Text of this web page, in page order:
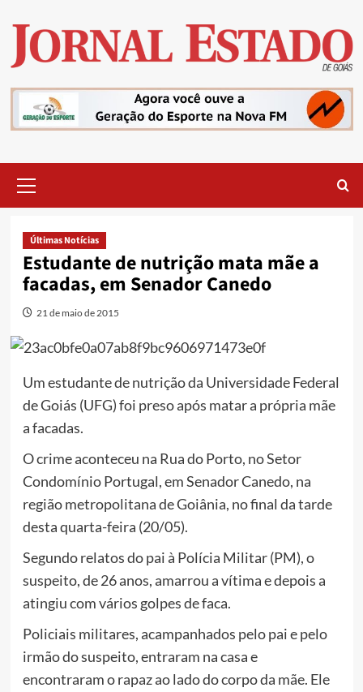
content
Menu
Últimas Notícias
Estudante de nutrição mata mãe a
facadas, em Senador Canedo
21 de maio de 2015
Um estudante de nutrição da Universidade Federal
de Goiás (UFG) foi preso após matar a própria mãe
a facadas.
O crime aconteceu na Rua do Porto, no Setor
Condomínio Portugal, em Senador Canedo, na
região metropolitana de Goiânia, no final da tarde
desta quarta-feira (20/05).
Segundo relatos do pai à Polícia Militar (PM), o
suspeito, de 26 anos, amarrou a vítima e depois a
atingiu com vários golpes de faca.
Policiais militares, acampanhados pelo pai e pelo
irmão do suspeito, entraram na casa e
encontraram o rapaz ao lado do corpo da mãe. Ele